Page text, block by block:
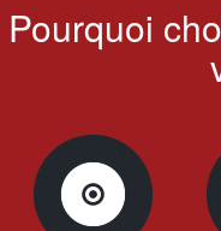
Pourquoi